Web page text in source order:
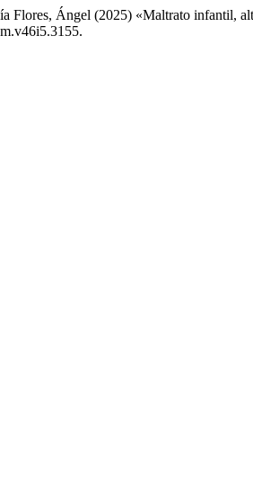
Flores, Ángel (2025) «Maltrato infantil,